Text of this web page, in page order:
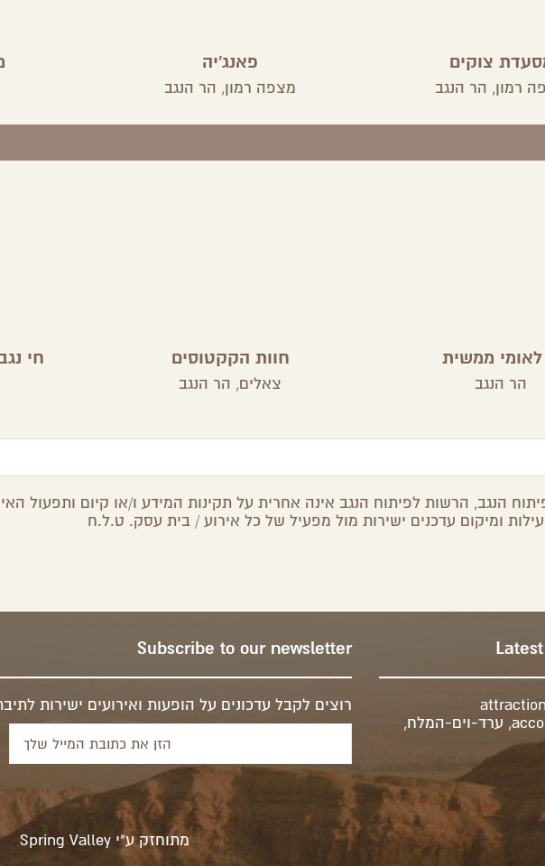
צוקים
רמון, הר הנגב
פאנג'יה
מצפה רמון, הר הנגב
לאומי ממשית
הר הנגב
חוות הקקטוסים
צאלים, הר הנגב
חי
הנגב, הרשות לפיתוח הנגב אינה אחרית על תקינות המידע ו/או קיום ותפעול
ומיקום עדכנים ישירות מול מפעיל של כל אירוע / בית עסק. ט.ל.ח
attraction
, ערד-וים-המלח,
Subscribe to our newsletter
רוצים לקבל עדכונים על הופעות ואירועים ישירות
מתוחזק ע"י Spring Valley